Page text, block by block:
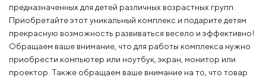
предназначенных для детей различных возрастных групп.
Приобретайте этот уникальный комплекс и подарите детям
прекрасную возможность развиваться весело и эффективно!
Обращаем ваше внимание, что для работы комплекса нужно
приобрести компьютер или ноутбук, экран, монитор или
проектор. Также обращаем ваше внимание на то, что товар